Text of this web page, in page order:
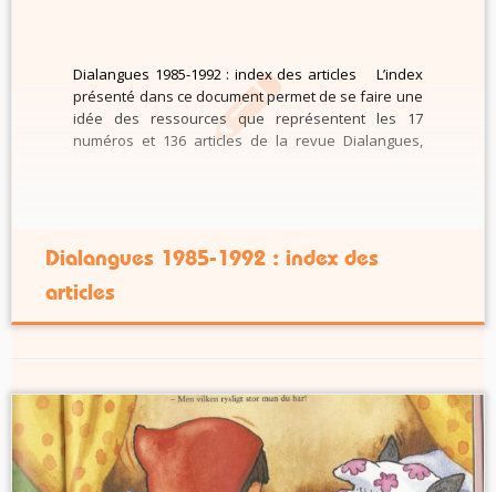
Dialangues 1985-1992 : index des articles L’index
présenté dans ce document permet de se faire une
idée des ressources que représentent les 17
numéros et 136 articles de la revue Dialangues,
Dialangues 1985-1992 : index des
articles